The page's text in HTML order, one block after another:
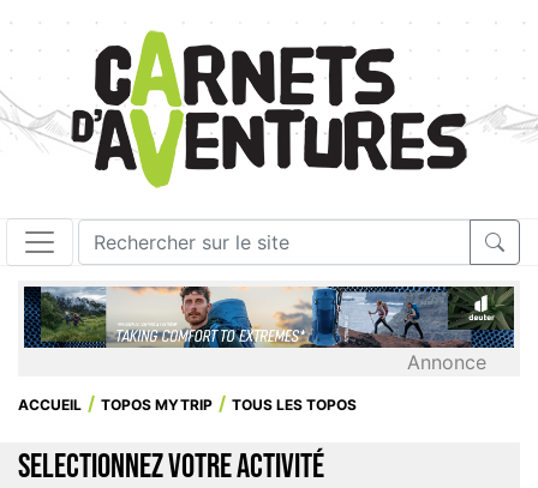
Annonce
ACCUEIL TOPOS MYTRIP TOUS LES TOPOS
SELECTIONNEZ VOTRE ACTIVITÉ